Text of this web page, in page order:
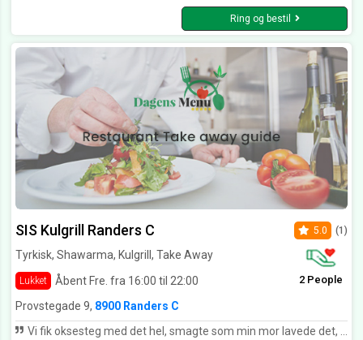
Ring og bestil
SIS Kulgrill Randers C
Tyrkisk, Shawarma, Kulgrill, Take Away
Lukket Åbent Fre. fra 16:00 til 22:00
5.0 (1)
2 People
Provstegade 9, 8900 Randers C
Vi fik oksesteg med det hel, smagte som min mor lavede det, så lækkert 👍😋😋😋🤩